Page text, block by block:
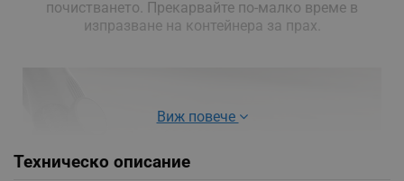
почистването. Прекарвайте по-малко време в
изпразване на контейнера за прах.
Виж повече
Техническо описание